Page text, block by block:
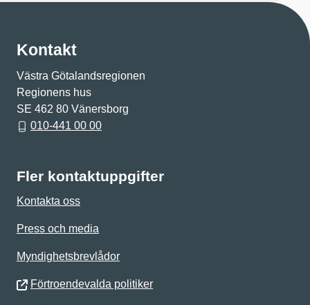
Kontakt
Västra Götalandsregionen
Regionens hus
SE 462 80 Vänersborg
010-441 00 00
Fler kontaktuppgifter
Kontakta oss
Press och media
Myndighetsbrevlådor
Förtroendevalda politiker